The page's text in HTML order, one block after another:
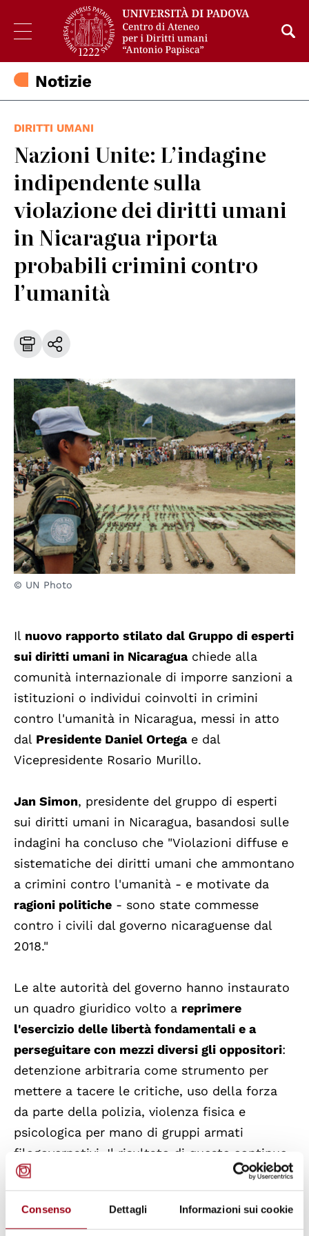
Consenso Dettagli Informazioni sui cookie
Notizie
DIRITTI UMANI
Nazioni Unite: L’indagine
indipendente sulla
violazione dei diritti umani
in Nicaragua riporta
probabili crimini contro
l’umanità
© UN Photo
Il nuovo rapporto stilato dal Gruppo di esperti
sui diritti umani in Nicaraguachiede alla
comunità internazionale di imporre sanzioni a
istituzioni o individui coinvolti in crimini
contro l'umanità in Nicaragua, messi in atto
dal Presidente Daniel Ortegae dal
Vicepresidente Rosario Murillo.
Jan Simon, presidente del gruppo di esperti
sui diritti umani in Nicaragua, basandosi sulle
indagini ha concluso che "Violazioni diffuse e
sistematiche dei diritti umani che ammontano
a crimini contro l'umanità - e motivate da
ragioni politiche - sono state commesse
contro i civili dal governo nicaraguense dal
2018."
Le alte autorità del governo hanno instaurato
un quadro giuridico volto a reprimere
l'esercizio delle libertà fondamentali e a
perseguitare con mezzi diversi gli oppositori:
detenzione arbitraria come strumento per
mettere a tacere le critiche, uso della forza
da parte della polizia, violenza fisica e
psicologica per mano di gruppi armati
filogovernativi. Il risultato di queste continue
violazioni è che i nicaraguensi vivono nella
paura del governo.